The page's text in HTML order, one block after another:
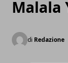
Malala
di Redazione